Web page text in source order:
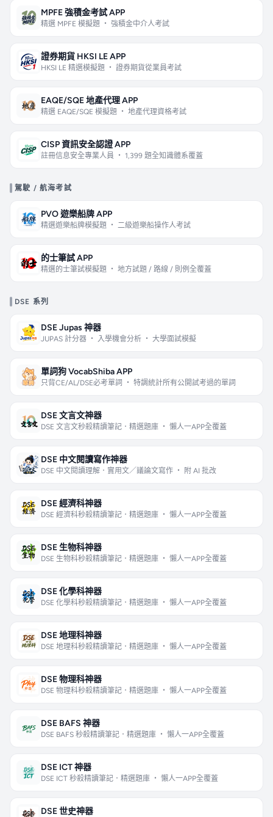
MPFE 強積金考試 APP
精選 MPFE 模擬題 ・ 強積金中介人考試
證券期貨 HKSI LE APP
HKSI LE 精選模擬題 ・ 證券期貨從業員考試
EAQE/SQE 地產代理 APP
精選 EAQE/SQE 模擬題 ・ 地產代理資格考試
CISP 資訊安全認證 APP
註冊信息安全專業人員 ・ 1,399 題全知識體系覆蓋
駕駛 / 航海考試
PVO 遊樂船牌 APP
精選遊樂船牌模擬題 ・ 二級遊樂船操作人考試
的士筆試 APP
精選的士筆試模擬題 ・ 地方試題 / 路線 / 則例全覆蓋
DSE 系列
DSE Jupas 神器
JUPAS 計分器 ・ 入學機會分析 ・ 大學面試模擬
單詞狗 VocabShiba APP
只背CE/AL/DSE必考單詞 ・ 特調統計所有公開試考過的單詞
DSE 文言文神器
DSE 文言文秒殺精讀筆記．精選題庫 ・ 懶人一APP全覆蓋
DSE 中文閱讀寫作神器
DSE 中文閱讀理解．實用文／議論文寫作 ・ 附 AI 批改
DSE 經濟科神器
DSE 經濟科秒殺精讀筆記．精選題庫 ・ 懶人一APP全覆蓋
DSE 生物科神器
DSE 生物科秒殺精讀筆記．精選題庫 ・ 懶人一APP全覆蓋
DSE 化學科神器
DSE 化學科秒殺精讀筆記．精選題庫 ・ 懶人一APP全覆蓋
DSE 地理科神器
DSE 地理科秒殺精讀筆記．精選題庫 ・ 懶人一APP全覆蓋
DSE 物理科神器
DSE 物理科秒殺精讀筆記．精選題庫 ・ 懶人一APP全覆蓋
DSE BAFS 神器
DSE BAFS 秒殺精讀筆記．精選題庫 ・ 懶人一APP全覆蓋
DSE ICT 神器
DSE ICT 秒殺精讀筆記．精選題庫 ・ 懶人一APP全覆蓋
DSE 世史神器